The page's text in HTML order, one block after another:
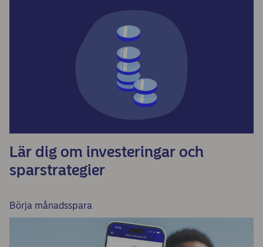
Lär dig om investeringar och
sparstrategier
Börja månadsspara